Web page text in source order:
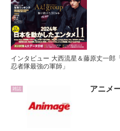
インタビュー 大西流星＆藤原丈一郎
忍者隊最強の軍師」
雑誌 アニメ